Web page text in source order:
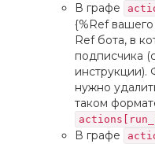
В графе
{%Ref
Ref бота, в
подписчика
инструкции).
нужно
таком
В графе